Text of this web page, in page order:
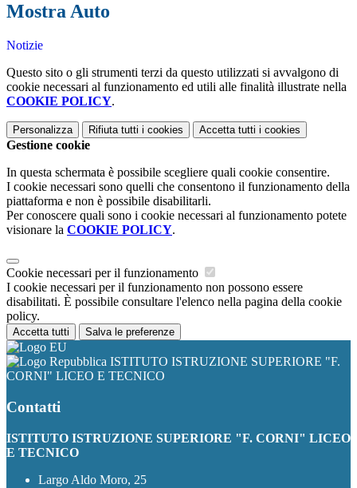
Mostra Auto
Notizie
Questo sito o gli strumenti terzi da questo utilizzati si avvalgono di
cookie necessari al funzionamento ed utili alle finalità illustrate nella
COOKIE POLICY.
Personalizza Rifiuta tutti i cookies Accetta tutti i cookies
Gestione cookie
In questa schermata è possibile scegliere quali cookie consentire.
I cookie necessari sono quelli che consentono il funzionamento della
piattaforma e non è possibile disabilitarli.
Per conoscere quali sono i cookie necessari al funzionamento potete
visionare la COOKIE POLICY.
Cookie necessari per il funzionamento
I cookie necessari per il funzionamento non possono essere
disabilitati. È possibile consultare l'elenco nella pagina della cookie
policy.
Accetta tutti Salva le preferenze
ISTITUTO ISTRUZIONE SUPERIORE "F.
CORNI" LICEO E TECNICO
Contatti
ISTITUTO ISTRUZIONE SUPERIORE "F. CORNI" LICEO
E TECNICO
Largo Aldo Moro, 25